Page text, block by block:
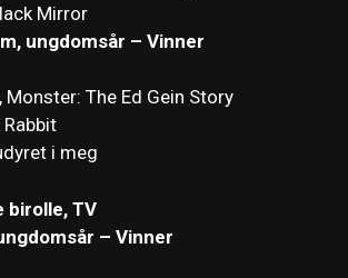
Mirror
ungdomsår – Vinner
Monster: The Ed Gein Story
Rabbit
i meg
birolle, TV
– Vinner